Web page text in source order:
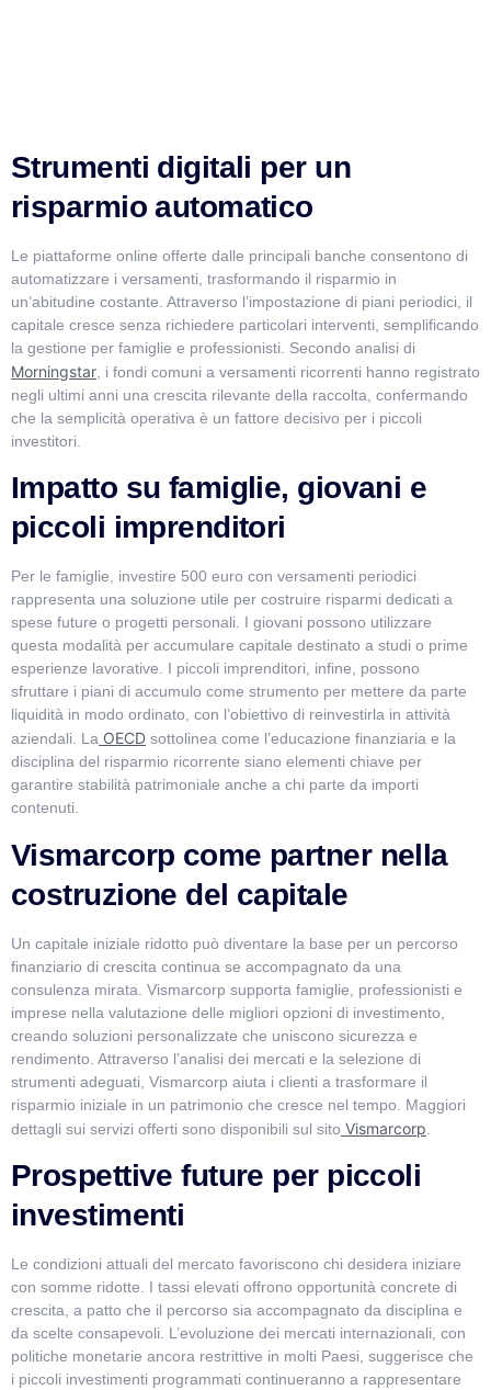
Strumenti digitali per un
risparmio automatico
Le piattaforme online offerte dalle principali banche consentono di
automatizzare i versamenti, trasformando il risparmio in
un’abitudine costante. Attraverso l’impostazione di piani periodici, il
capitale cresce senza richiedere particolari interventi, semplificando
la gestione per famiglie e professionisti. Secondo analisi di
Morningstar , i fondi comuni a versamenti ricorrenti hanno registrato
negli ultimi anni una crescita rilevante della raccolta, confermando
che la semplicità operativa è un fattore decisivo per i piccoli
investitori.
Impatto su famiglie, giovani e
piccoli imprenditori
Per le famiglie, investire 500 euro con versamenti periodici
rappresenta una soluzione utile per costruire risparmi dedicati a
spese future o progetti personali. I giovani possono utilizzare
questa modalità per accumulare capitale destinato a studi o prime
esperienze lavorative. I piccoli imprenditori, infine, possono
sfruttare i piani di accumulo come strumento per mettere da parte
liquidità in modo ordinato, con l’obiettivo di reinvestirla in attività
aziendali. La OECD sottolinea come l’educazione finanziaria e la
disciplina del risparmio ricorrente siano elementi chiave per
garantire stabilità patrimoniale anche a chi parte da importi
contenuti.
Vismarcorp come partner nella
costruzione del capitale
Un capitale iniziale ridotto può diventare la base per un percorso
finanziario di crescita continua se accompagnato da una
consulenza mirata. Vismarcorp supporta famiglie, professionisti e
imprese nella valutazione delle migliori opzioni di investimento,
creando soluzioni personalizzate che uniscono sicurezza e
rendimento. Attraverso l’analisi dei mercati e la selezione di
strumenti adeguati, Vismarcorp aiuta i clienti a trasformare il
risparmio iniziale in un patrimonio che cresce nel tempo. Maggiori
dettagli sui servizi offerti sono disponibili sul sito Vismarcorp
Prospettive future per piccoli
investimenti
Le condizioni attuali del mercato favoriscono chi desidera iniziare
con somme ridotte. I tassi elevati offrono opportunità concrete di
crescita, a patto che il percorso sia accompagnato da disciplina e
da scelte consapevoli. L’evoluzione dei mercati internazionali, con
politiche monetarie ancora restrittive in molti Paesi, suggerisce che
i piccoli investimenti programmati continueranno a rappresentare